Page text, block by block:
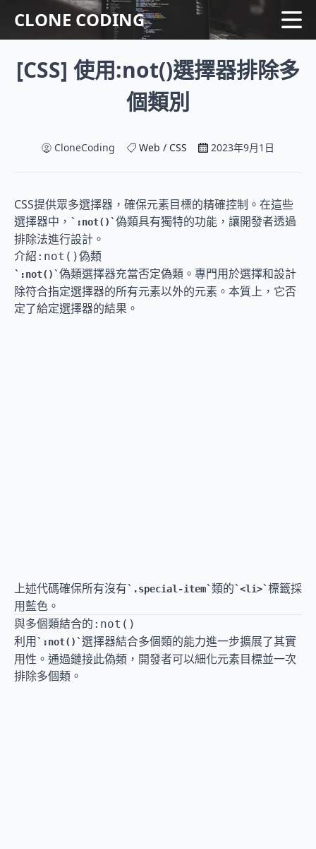
CLONE CODING
Home
Language
系列
[CSS] 使用:not()選擇器排除多
個類別
CloneCoding Web / CSS 2023年9月1日
CSS提供眾多選擇器，確保元素目標的精確控制。在這些
選擇器中，
:not()
偽類具有獨特的功能，讓開發者透過
排除法進行設計。
介紹 :not()偽類
:not()
偽類選擇器充當否定偽類。專門用於選擇和設計
除符合指定選擇器的所有元素以外的元素。本質上，它否
定了給定選擇器的結果。
上述代碼確保所有沒有 .special-item 類的 <li> 標籤採
用藍色。
與多個類結合的 :not()
利用 :not()
選擇器結合多個類的能力進一步擴展了其實
用性。通過鏈接此偽類，開發者可以細化元素目標並一次
排除多個類。